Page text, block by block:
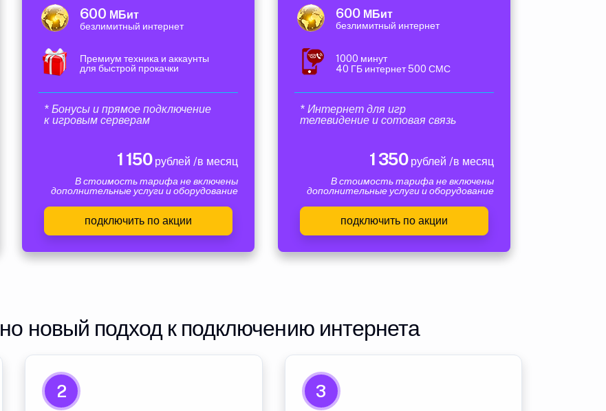
600 МБит
безлимитный интернет
Премиум техника и аккаунты
для быстрой прокачки
* Бонусы и прямое подключение
к игровым серверам
1 150рублей /в месяц
В стоимость тарифа не включены
дополнительные услуги и оборудование
подключить по акции
600 МБит
безлимитный интернет
1000 минут
40 ГБ интернет 500 СМС
* Интернет для игр
телевидение и сотовая связь
1 350рублей /в месяц
В стоимость тарифа не включены
дополнительные услуги и оборудование
подключить по акции
новый подход к подключению интернета
2 3